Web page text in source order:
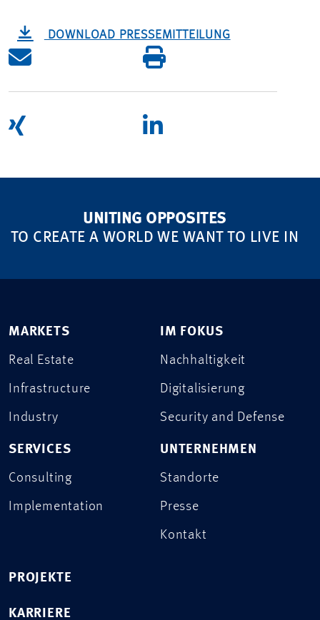
DOWNLOAD PRESSEMITTEILUNG
UNITING OPPOSITES
TO CREATE A WORLD WE WANT TO LIVE IN
MARKETS
Real Estate
Infrastructure
Industry
SERVICES
Consulting
Implementation
IM FOKUS
Nachhaltigkeit
Digitalisierung
Security and Defense
UNTERNEHMEN
Standorte
Presse
Kontakt
PROJEKTE
KARRIERE